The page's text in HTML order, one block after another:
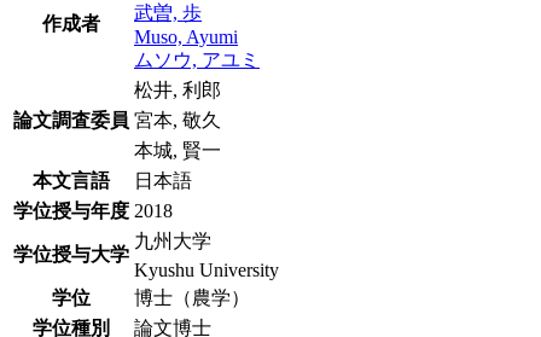
作成者
武曽, 歩
Muso, Ayumi
ムソウ, アユミ
論文調査委員
松井, 利郎
宮本, 敬久
本城, 賢一
本文言語
日本語
学位授与年度 2018
学位授与大学
九州大学
Kyushu University
学位
博士（農学）
学位種別
論文博士